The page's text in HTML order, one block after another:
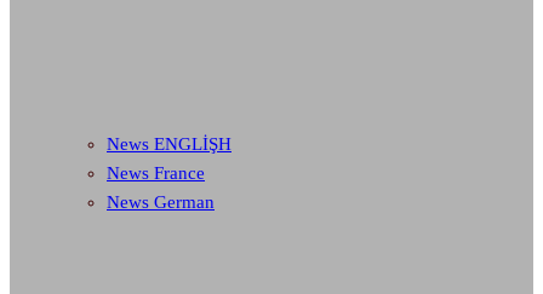
News ENGLİŞH
News France
News German